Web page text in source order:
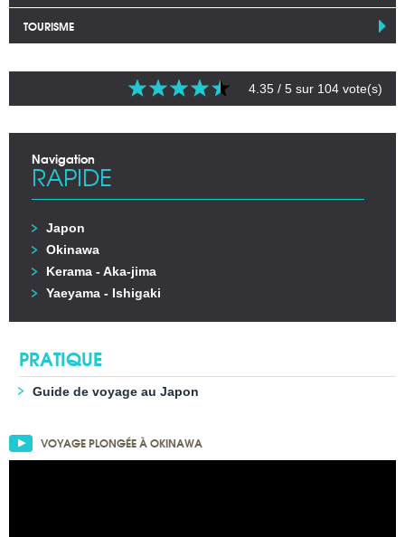
TOURISME
4.35 / 5 sur 104 vote(s)
Navigation
RAPIDE
Japon
Okinawa
Kerama - Aka-jima
Yaeyama - Ishigaki
PRATIQUE
Guide de voyage au Japon
VOYAGE PLONGÉE À OKINAWA